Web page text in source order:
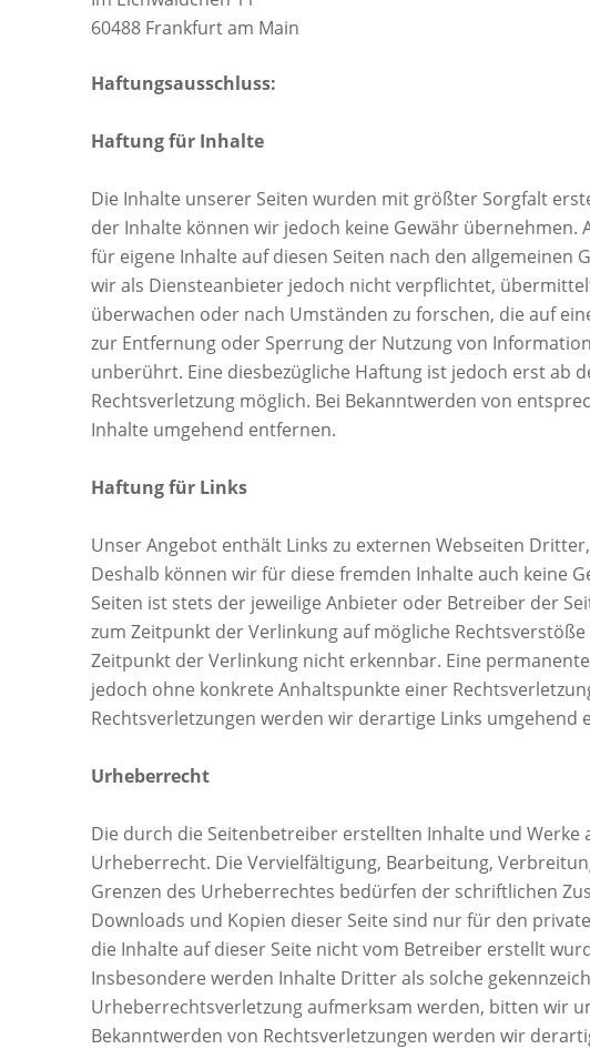
60488 Frankfurt am Main
Haftungsausschluss:
Haftung für Inhalte
Die Inhalte unserer Seiten wurden mit größter Sorgfalt
der Inhalte können wir jedoch keine Gewähr übernehmen.
für eigene Inhalte auf diesen Seiten nach den allgemeinen
wir als Diensteanbieter jedoch nicht verpflichtet,
überwachen oder nach Umständen zu forschen, die auf
zur Entfernung oder Sperrung der Nutzung von
unberührt. Eine diesbezügliche Haftung ist jedoch erst ab
Rechtsverletzung möglich. Bei Bekanntwerden von
Inhalte umgehend entfernen.
Haftung für Links
Unser Angebot enthält Links zu externen Webseiten
Deshalb können wir für diese fremden Inhalte auch keine
Seiten ist stets der jeweilige Anbieter oder Betreiber der
zum Zeitpunkt der Verlinkung auf mögliche
Zeitpunkt der Verlinkung nicht erkennbar. Eine
jedoch ohne konkrete Anhaltspunkte einer
Rechtsverletzungen werden wir derartige Links umgehend
Urheberrecht
Die durch die Seitenbetreiber erstellten Inhalte und
Urheberrecht. Die Vervielfältigung, Bearbeitung,
Grenzen des Urheberrechtes bedürfen der schriftlichen
Downloads und Kopien dieser Seite sind nur für den
die Inhalte auf dieser Seite nicht vom Betreiber erstellt
Insbesondere werden Inhalte Dritter als solche
Urheberrechtsverletzung aufmerksam werden, bitten wir
Bekanntwerden von Rechtsverletzungen werden wir